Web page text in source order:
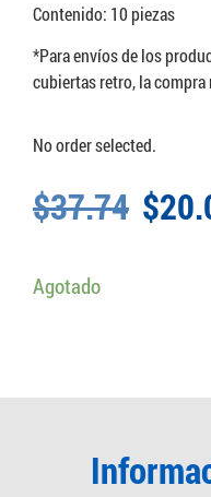
Contenido: 10 piezas
*Para envíos de los
cubiertas retro, la
No order selected.
$37.74 $
Agotado